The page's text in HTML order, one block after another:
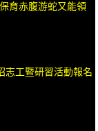
育赤腹游蛇又能領
志工暨研習活動報名